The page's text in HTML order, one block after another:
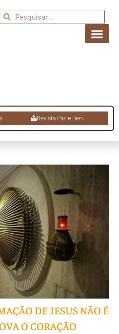
Revista Paz e Bem
DE JESUS NÃO É
O CORAÇÃO